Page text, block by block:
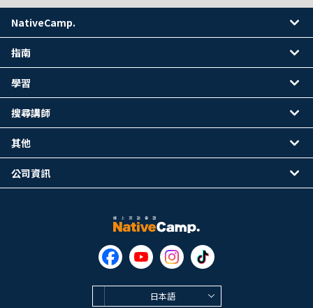
日本語
NativeCamp.
指南
學習
搜尋講師
其他
公司資訊